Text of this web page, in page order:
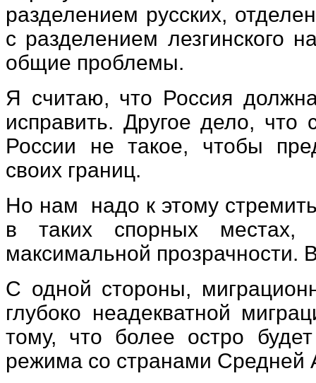
разделением русских,
с разделением лезгинского
общие проблемы.
Я считаю, что Россия
исправить. Другое дело, что
России не такое, чтобы
своих границ.
Но нам
надо к этому
в таких спорных местах,
максимальной
С одной стороны,
глубоко неадекватной
тому, что более остро
режима со странами Средней